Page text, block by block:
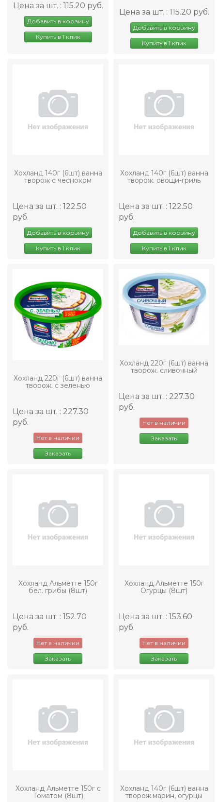
Цена за шт. : 115.20 руб.
Добавить в корзину
Купить в 1 клик
Цена за шт. : 115.20 руб.
Добавить в корзину
Купить в 1 клик
Хохланд 140г (6шт) ванна
творож с чесноком
Цена за шт. : 122.50
руб.
Добавить в корзину
Купить в 1 клик
Хохланд 140г (6шт) ванна
творож. овощи-гриль
Цена за шт. : 122.50
руб.
Добавить в корзину
Купить в 1 клик
Хохланд 220г (6шт) ванна
творож. с зеленью
Цена за шт. : 227.30
руб.
Нет в наличии
Заказать
Хохланд 220г (6шт) ванна
творож. сливочный
Цена за шт. : 227.30
руб.
Нет в наличии
Заказать
Хохланд Альметте 150г
бел. грибы (8шт)
Цена за шт. : 152.70
руб.
Нет в наличии
Заказать
Хохланд Альметте 150г
Огурцы (8шт)
Цена за шт. : 153.60
руб.
Нет в наличии
Заказать
Хохланд Альметте 150г с
Томатом (8шт)
Хохланд 140г (6шт) ванна
творож.марин, огурцы